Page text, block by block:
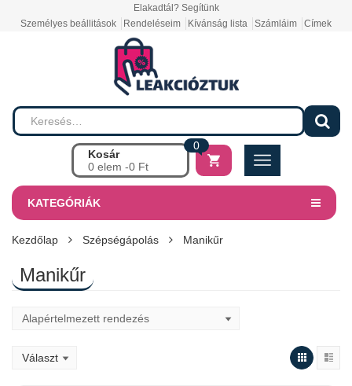
Elakadtál? Segítünk
Személyes beállitások
Rendeléseim Kívánság lista Számláim Címek
Kosár
0 elem -0 Ft
0
KATEGÓRIÁK
Kezdőlap Szépségápolás Manikűr
Manikűr